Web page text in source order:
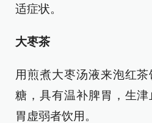
适症状。
大枣茶
用煎煮大枣汤液来泡红
糖，具有温补脾胃，生
胃虚弱者饮用。